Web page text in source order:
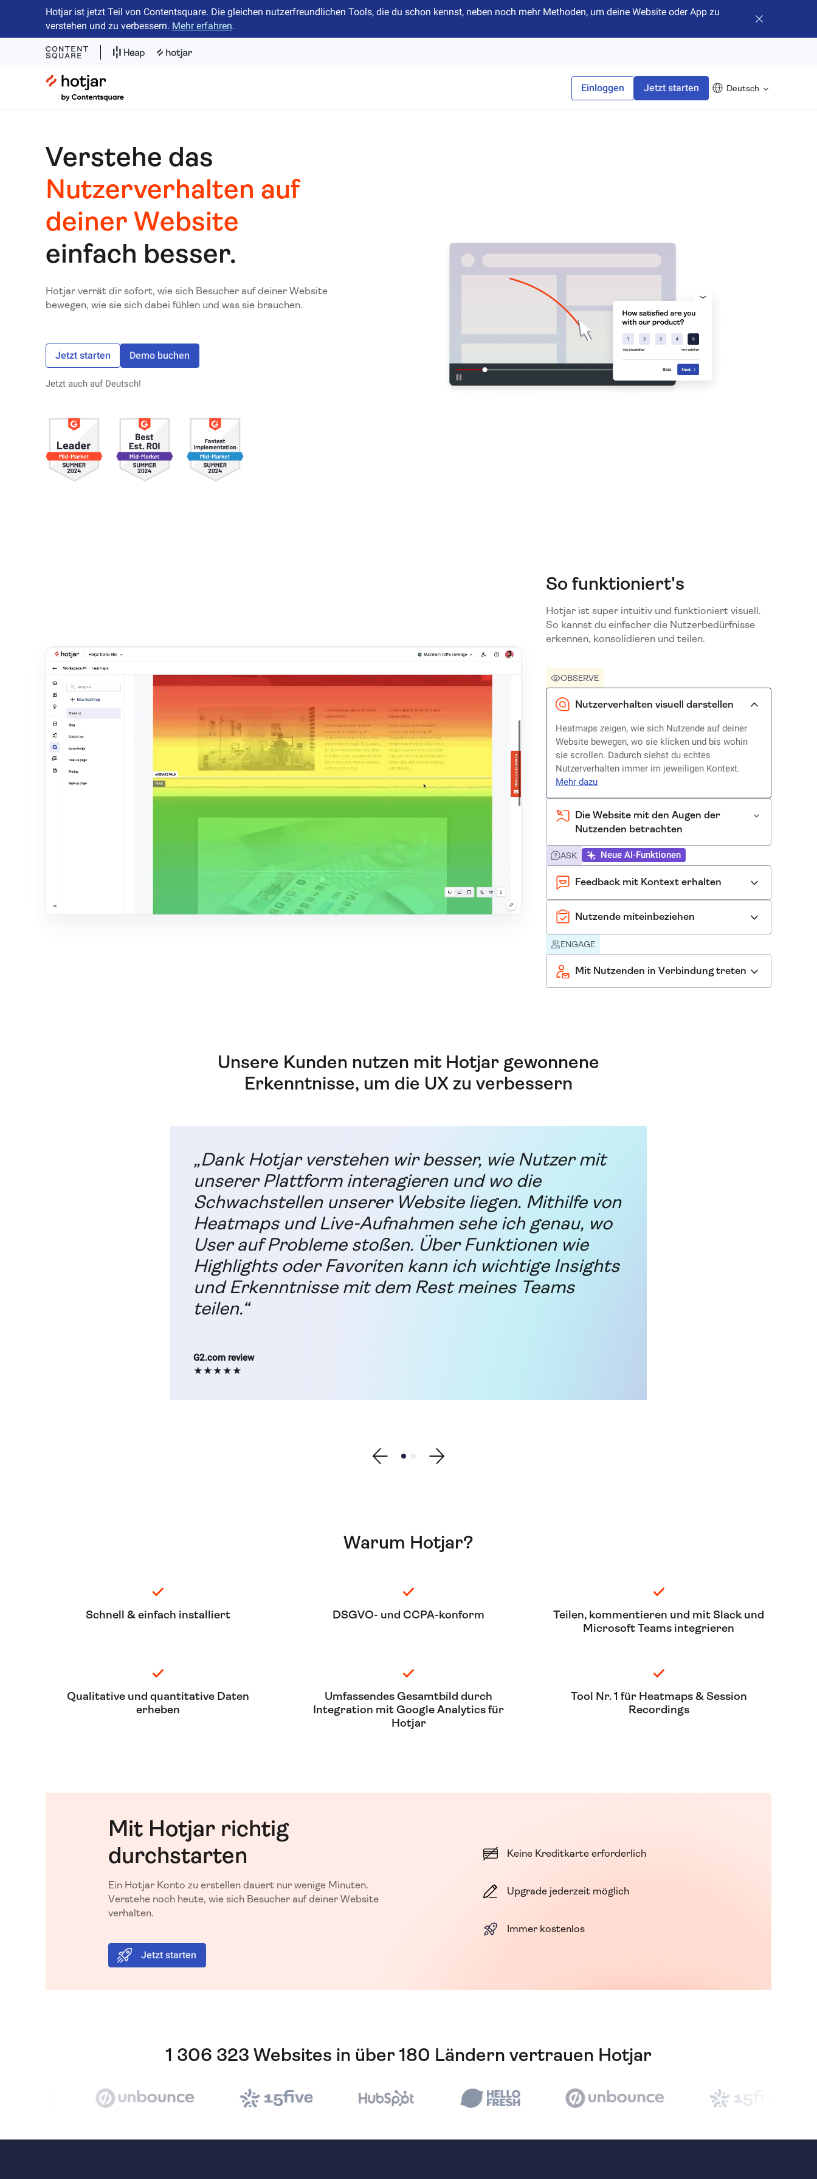
Hotjar ist jetzt Teil von Contentsquare. Die gleichen nutzerfreundlichen Tools, die du schon kennst, neben noch mehr Methoden, um deine Website oder App zu
verstehen und zu verbessern. Mehr erfahren. Banner
Hotjar Logo
Einloggen Jetzt starten Deutsch
Verstehe das
Nutzerverhalten auf
deiner Website
einfach besser.
Hotjar verrät dir sofort, wie sich Besucher auf deiner Website
bewegen, wie sie sich dabei fühlen und was sie brauchen.
Jetzt starten Demo buchen
Jetzt auch auf Deutsch!
So funktioniert's
Hotjar ist super intuitiv und funktioniert visuell.
So kannst du einfacher die Nutzerbedürfnisse
erkennen, konsolidieren und teilen.
OBSERVE
Nutzerverhalten visuell darstellen
Heatmaps zeigen, wie sich Nutzende auf deiner
Website bewegen, wo sie klicken und bis wohin
sie scrollen. Dadurch siehst du echtes
Nutzerverhalten immer im jeweiligen Kontext.
Mehr dazu
Die Website mit den Augen der
Nutzenden betrachten
ASK Neue AI-Funktionen
Feedback mit Kontext erhalten
Nutzende miteinbeziehen
ENGAGE
Mit Nutzenden in Verbindung treten
Unsere Kunden nutzen mit Hotjar gewonnene
Erkenntnisse, um die UX zu verbessern
„Dank Hotjar verstehen wir besser, wie Nutzer mit
unserer Plattform interagieren und wo die
Schwachstellen unserer Website liegen. Mithilfe von
Heatmaps und Live-Aufnahmen sehe ich genau, wo
User auf Probleme stoßen. Über Funktionen wie
Highlights oder Favoriten kann ich wichtige Insights
und Erkenntnisse mit dem Rest meines Teams
teilen.“
G2.com review
★★★★★
Show previous testimonial
Show testimonial 1
Show testimonial 2
Show next testimonial
Warum Hotjar?
Schnell & einfach installiert DSGVO- und CCPA-konform
Teilen, kommentieren und mit Slack und
Microsoft Teams integrieren
Qualitative und quantitative Daten
erheben
Umfassendes Gesamtbild durch
Integration mit Google Analytics für
Hotjar
Tool Nr. 1 für Heatmaps & Session
Recordings
Mit Hotjar richtig
durchstarten
Ein Hotjar Konto zu erstellen dauert nur wenige Minuten.
Verstehe noch heute, wie sich Besucher auf deiner Website
verhalten.
Jetzt starten
Keine Kreditkarte erforderlich
Upgrade jederzeit möglich
Immer kostenlos
1 306 323 Websites in über 180 Ländern vertrauen Hotjar